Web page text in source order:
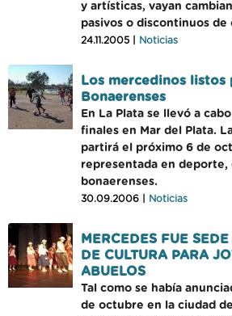
y artísticas, vayan
pasivos o discontinuos de
24.11.2005 | Noticias
Los mercedinos listos
Bonaerenses
En La Plata se llevó a
finales en Mar del Plata.
partirá el próximo 6 de
representada en deporte,
bonaerenses.
30.09.2006 | Noticias
MERCEDES FUE
DE CULTURA PARA
ABUELOS
Tal como se había
de octubre en la ciudad